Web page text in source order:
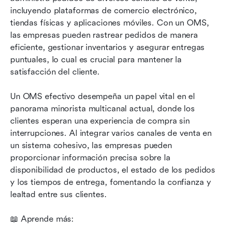
incluyendo plataformas de comercio electrónico,
tiendas físicas y aplicaciones móviles. Con un OMS,
las empresas pueden rastrear pedidos de manera
eficiente, gestionar inventarios y asegurar entregas
puntuales, lo cual es crucial para mantener la
satisfacción del cliente.
Un OMS efectivo desempeña un papel vital en el
panorama minorista multicanal actual, donde los
clientes esperan una experiencia de compra sin
interrupciones. Al integrar varios canales de venta en
un sistema cohesivo, las empresas pueden
proporcionar información precisa sobre la
disponibilidad de productos, el estado de los pedidos
y los tiempos de entrega, fomentando la confianza y
lealtad entre sus clientes.
📖 Aprende más: